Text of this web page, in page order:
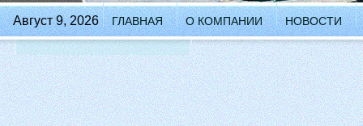
Август 9, 2026 ГЛАВНАЯ О КОМПАНИИ НОВОСТИ